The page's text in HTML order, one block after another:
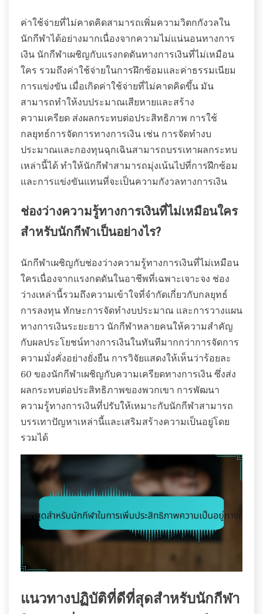
ค่าใช้จ่ายที่ไม่คาดคิดสามารถเพิ่มความวิตกกังวลใน
นักกีฬาได้อย่างมากเนื่องจากความไม่แน่นอนทางการ
เงิน นักกีฬาเผชิญกับแรงกดดันทางการเงินที่ไม่เหมือน
ใคร รวมถึงค่าใช้จ่ายในการฝึกซ้อมและค่าธรรมเนียม
การแข่งขัน เมื่อเกิดค่าใช้จ่ายที่ไม่คาดคิดขึ้น มัน
สามารถทำให้งบประมาณเสียหายและสร้าง
ความเครียด ส่งผลกระทบต่อประสิทธิภาพ การใช้
กลยุทธ์การจัดการทางการเงิน เช่น การจัดทำงบ
ประมาณและกองทุนฉุกเฉินสามารถบรรเทาผลกระทบ
เหล่านี้ได้ ทำให้นักกีฬาสามารถมุ่งเน้นไปที่การฝึกซ้อม
และการแข่งขันแทนที่จะเป็นความกังวลทางการเงิน
ช่องว่างความรู้ทางการเงินที่ไม่เหมือนใคร
สำหรับนักกีฬาเป็นอย่างไร?
นักกีฬาเผชิญกับช่องว่างความรู้ทางการเงินที่ไม่เหมือน
ใครเนื่องจากแรงกดดันในอาชีพที่เฉพาะเจาะจง ช่อง
ว่างเหล่านี้รวมถึงความเข้าใจที่จำกัดเกี่ยวกับกลยุทธ์
การลงทุน ทักษะการจัดทำงบประมาณ และการวางแผน
ทางการเงินระยะยาว นักกีฬาหลายคนให้ความสำคัญ
กับผลประโยชน์ทางการเงินในทันทีมากกว่าการจัดการ
ความมั่งคั่งอย่างยั่งยืน การวิจัยแสดงให้เห็นว่าร้อยละ
60 ของนักกีฬาเผชิญกับความเครียดทางการเงิน ซึ่งส่ง
ผลกระทบต่อประสิทธิภาพของพวกเขา การพัฒนา
ความรู้ทางการเงินที่ปรับให้เหมาะกับนักกีฬาสามารถ
บรรเทาปัญหาเหล่านี้และเสริมสร้างความเป็นอยู่โดย
รวมได้
แนวทางปฏิบัติที่ดีที่สุดสำหรับนักกีฬา